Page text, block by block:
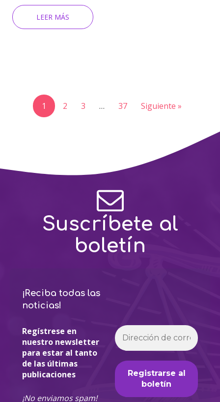
LEER MÁS
1 2 3 … 37 Siguiente »
Suscríbete al
boletín
¡Reciba todas las
noticias!
Regístrese en
nuestro newsletter
para estar al tanto
de las últimas
publicaciones
¡No enviamos spam!